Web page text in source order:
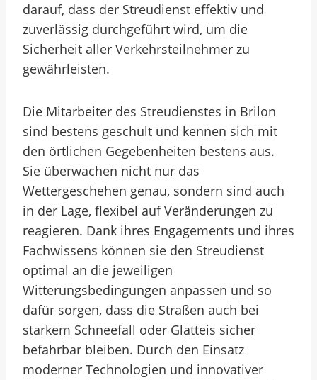
darauf, dass der Streudienst effektiv und
zuverlässig durchgeführt wird, um die
Sicherheit aller Verkehrsteilnehmer zu
gewährleisten.
Die Mitarbeiter des Streudienstes in Brilon
sind bestens geschult und kennen sich mit
den örtlichen Gegebenheiten bestens aus.
Sie überwachen nicht nur das
Wettergeschehen genau, sondern sind auch
in der Lage, flexibel auf Veränderungen zu
reagieren. Dank ihres Engagements und ihres
Fachwissens können sie den Streudienst
optimal an die jeweiligen
Witterungsbedingungen anpassen und so
dafür sorgen, dass die Straßen auch bei
starkem Schneefall oder Glatteis sicher
befahrbar bleiben. Durch den Einsatz
moderner Technologien und innovativer